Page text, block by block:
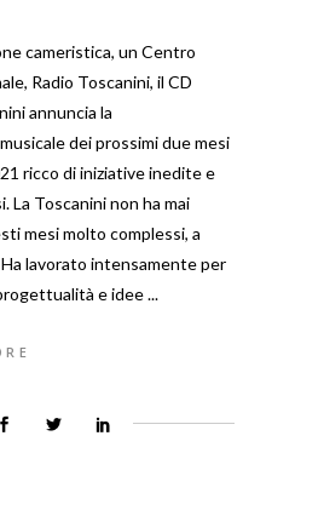
cameristica, un Centro
Radio Toscanini, il CD
annuncia la
dei prossimi due mesi
ricco di iniziative inedite e
La Toscanini non ha mai
mesi molto complessi, a
lavorato intensamente per
e idee